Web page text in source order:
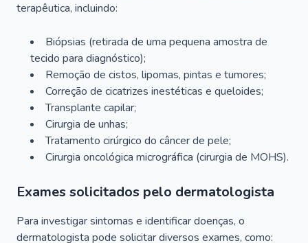
terapêutica, incluindo:
Biópsias (retirada de uma pequena amostra de
tecido para diagnóstico);
Remoção de cistos, lipomas, pintas e tumores;
Correção de cicatrizes inestéticas e queloides;
Transplante capilar;
Cirurgia de unhas;
Tratamento cirúrgico do câncer de pele;
Cirurgia oncológica micrográfica (cirurgia de MOHS).
Exames solicitados pelo dermatologista
Para investigar sintomas e identificar doenças, o
dermatologista pode solicitar diversos exames, como: